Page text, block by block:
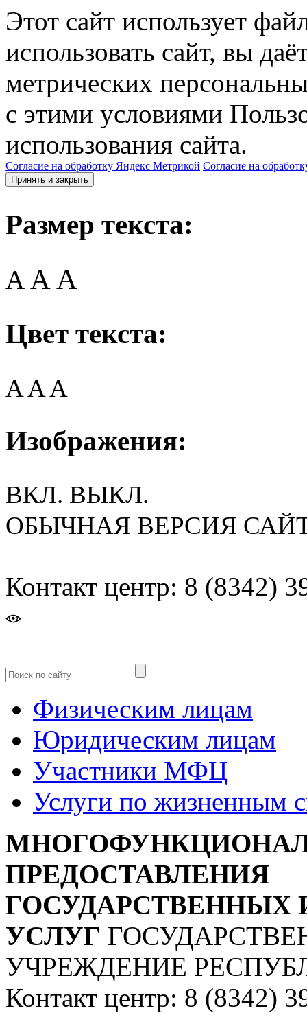
Этот сайт использует
использовать сайт, вы
метрических
с этими условиями
использования сайта.
Согласие на обработку Яндекс Метрикой Согласие на
Принять и закрыть
Размер текста:
A AA
Цвет текста:
AAA
Изображения:
ВКЛ. ВЫКЛ.
ОБЫЧНАЯ ВЕРСИЯ
Контакт центр: 8 (8342)
Физическим лицам
Юридическим лицам
Участники МФЦ
Услуги по жизненным
ПРЕДОСТАВЛЕНИЯ
УСЛУГ
УЧРЕЖДЕНИЕ
Контакт центр: 8 (8342)